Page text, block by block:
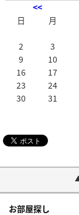
<<
日
月
2
3
9
10
16
17
23
24
30
31
お部屋探し